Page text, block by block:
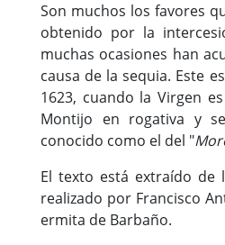
Son muchos los favores
obtenido por la
muchas ocasiones han
causa de la sequia. Este
1623, cuando la Virgen
Montijo en rogativa y
conocido como el del "
El texto está extraído de
realizado por Francisco
ermita de Barbaño.